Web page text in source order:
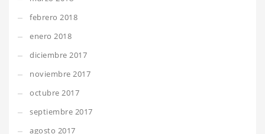
febrero 2018
enero 2018
diciembre 2017
noviembre 2017
octubre 2017
septiembre 2017
agosto 2017